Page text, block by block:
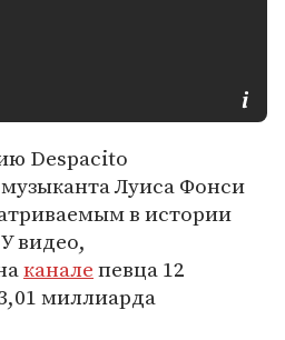
Despacito
Луиса Фонси
в истории
видео,
каналепевца 12
миллиарда